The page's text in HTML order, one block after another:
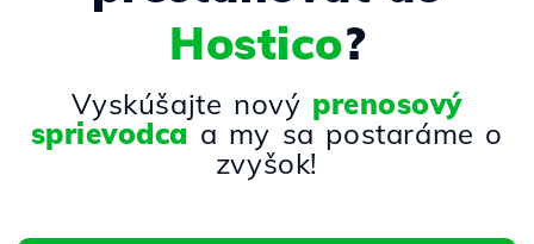
Hostico?
Vyskúšajte nový prenosový
sprievodca a my sa postaráme o
zvyšok!